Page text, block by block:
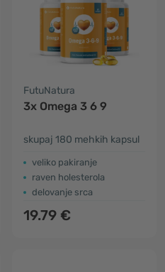
FutuNatura
3x Omega 3 6 9
skupaj 180 mehkih kapsul
veliko pakiranje
​raven holesterola
delovanje srca
19.79 €